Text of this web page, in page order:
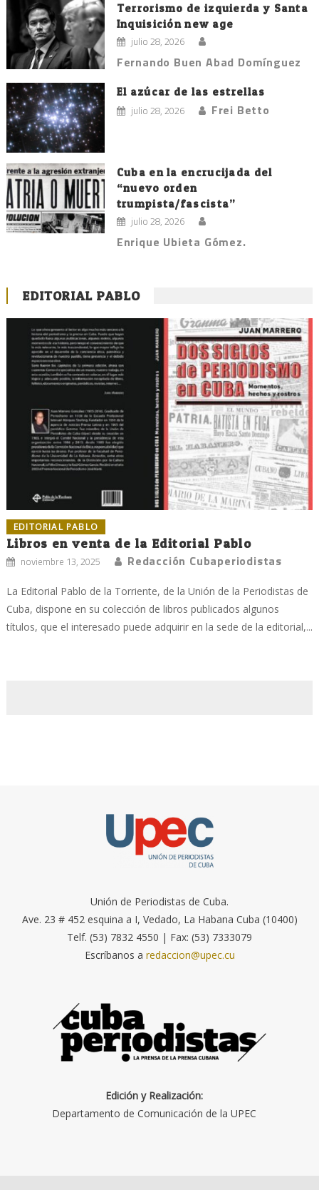
Terrorismo de izquierda y Santa
Inquisición new age
julio 28, 2026
Fernando Buen Abad Domínguez
El azúcar de las estrellas
julio 28, 2026 Frei Betto
Cuba en la encrucijada del
“nuevo orden
trumpista/fascista”
julio 28, 2026
Enrique Ubieta Gómez.
EDITORIAL PABLO
EDITORIAL PABLO
Libros en venta de la Editorial Pablo
noviembre 13, 2025 Redacción Cubaperiodistas
La Editorial Pablo de la Torriente, de la Unión de la Periodistas de
Cuba, dispone en su colección de libros publicados algunos
títulos, que el interesado puede adquirir en la sede de la editorial,...
Unión de Periodistas de Cuba.
Ave. 23 # 452 esquina a I, Vedado, La Habana Cuba (10400)
Telf. (53) 7832 4550 | Fax: (53) 7333079
Escríbanos a redaccion@upec.cu
Edición y Realización:
Departamento de Comunicación de la UPEC